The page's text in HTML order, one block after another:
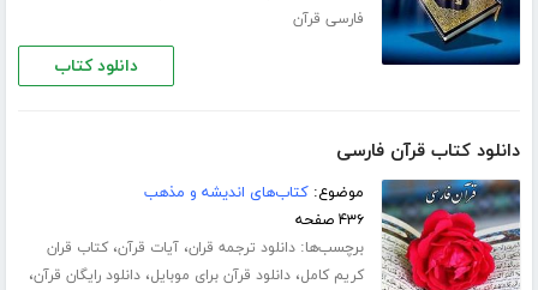
فارسی قرآن
دانلود کتاب
دانلود کتاب قرآن فارسی
موضوع:کتاب‌های اندیشه و مذهب
۴۳۶ صفحه
برچسب‌ها:دانلود ترجمه قران،آیات قرآن،کتاب قران
کریم کامل،دانلود قرآن برای موبایل،دانلود رایگان قرآن،